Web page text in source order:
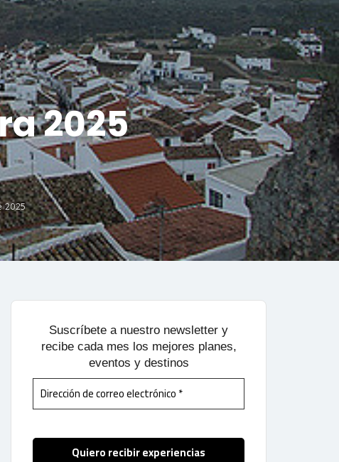
2025
2025
Suscríbete a nuestro newsletter y
recibe cada mes los mejores planes,
eventos y destinos